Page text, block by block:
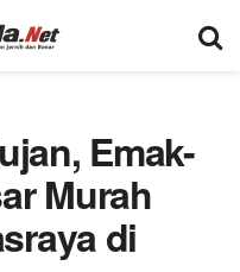
Emak-
Murah
di